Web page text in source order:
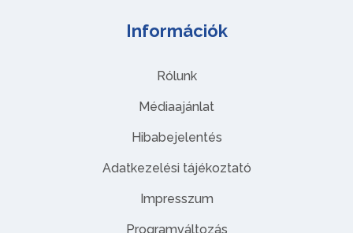
Információk
Rólunk
Médiaajánlat
Hibabejelentés
Adatkezelési tájékoztató
Impresszum
Programváltozás